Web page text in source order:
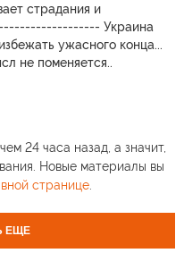
страдания и
Украина
ужасного конца...
не поменяется..
24 часа назад, а значит,
Новые материалы вы
странице.
ЕЩЕ